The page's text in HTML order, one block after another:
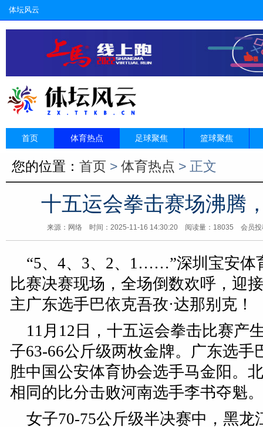
体坛风云
首页 体育热点 足球聚焦 篮球聚焦
您的位置： 首页 > 体育热点 > 正文
十五运会拳击赛场沸腾
来源：网络 时间：2025-11-16 14:30:20 阅读量：18035 会员投
“5、4、3、2、1……”深圳宝安体
比赛决赛现场，全场倒数欢呼，
主广东选手巴依克吾孜·达那别克！
11月12日，十五运会拳击比赛产
子63-66公斤级两枚金牌。广东选手
胜中国公安体育协会选手马金阳。
相同的比分击败河南选手李书夺魁
女子70-75公斤级半决赛中，黑